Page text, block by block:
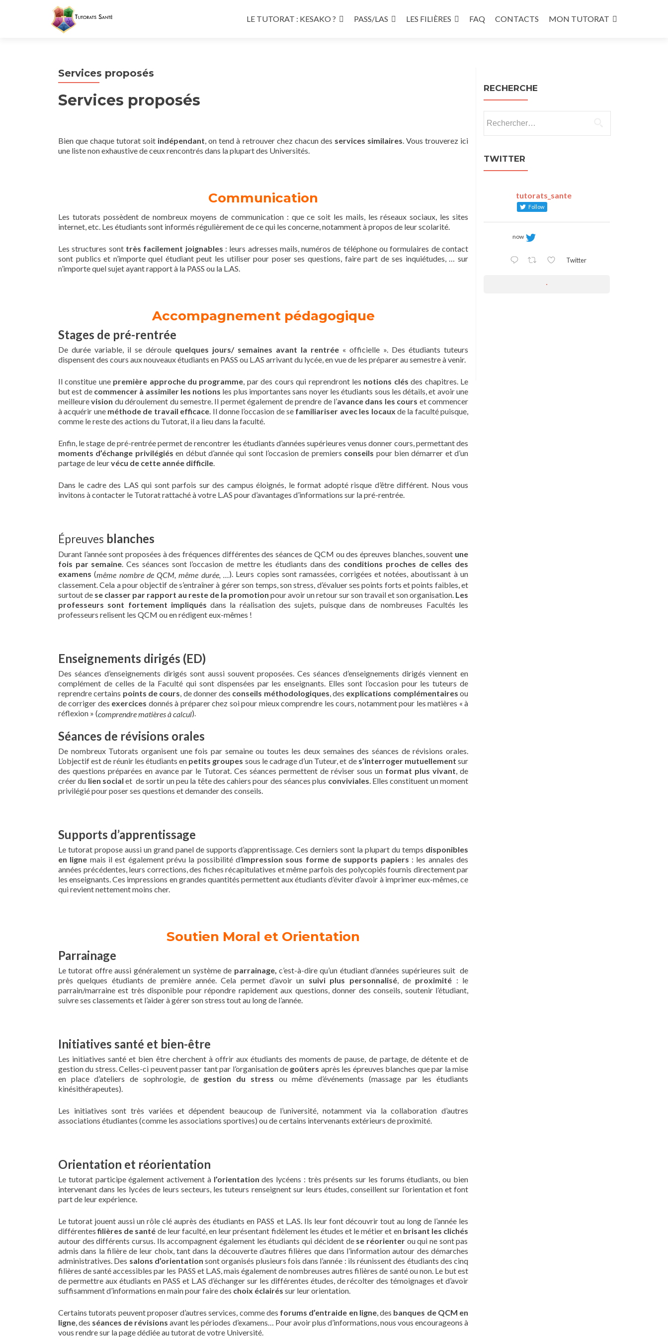
au
LE TUTORAT : KESAKO ? PASS/LAS LES FILIÈRES FAQ CONTACTS MON TUTORAT
Services proposés
Services proposés
Bien que chaque tutorat soit indépendant, on tend à retrouver chez chacun des services similaires. Vous trouverez ici
une liste non exhaustive de ceux rencontrés dans la plupart des Universités.
Communication
Les tutorats possèdent de nombreux moyens de communication : que ce soit les mails, les réseaux sociaux, les sites
internet, etc. Les étudiants sont informés régulièrement de ce qui les concerne, notamment à propos de leur scolarité.
Les structures sont très facilement joignables : leurs adresses mails, numéros de téléphone ou formulaires de contact
sont publics et n’importe quel étudiant peut les utiliser pour poser ses questions, faire part de ses inquiétudes, … sur
n’importe quel sujet ayant rapport à la PASS ou la L.AS.
Accompagnement pédagogique
Stages de pré-rentrée
De durée variable, il se déroule quelques jours/ semaines avant la rentrée « officielle ». Des étudiants tuteurs
dispensent des cours aux nouveaux étudiants en PASS ou L.AS arrivant du lycée, en vue de les préparer au semestre à venir.
Il constitue unepremière approche du programme, par des cours qui reprendront les notions clés des chapitres. Le
but est de commencer à assimiler les notions les plus importantes sans noyer les étudiants sous les détails, et avoir une
meilleurevision du déroulement du semestre. Il permet également de prendre de l’avance dans les cours et commencer
à acquérir une méthode de travail efficace. Il donne l’occasion de se familiariser avec les locaux de la faculté puisque,
comme le reste des actions du Tutorat, il a lieu dans la faculté.
Enfin, le stage de pré-rentrée permet de rencontrer les étudiants d’années supérieures venus donner cours, permettant des
moments d’échange privilégiésen début d’année qui sont l’occasion de premiers conseils pour bien démarrer et d’un
partage de leurvécu de cette année difficile.
Dans le cadre des L.AS qui sont parfois sur des campus éloignés, le format adopté risque d’être différent. Nous vous
invitons à contacter le Tutorat rattaché à votre L.AS pour d’avantages d’informations sur la pré-rentrée.
Épreuves blanches
Durant l’année sont proposées à des fréquences différentes des séances de QCM ou des épreuves blanches, souvent une
fois par semaine. Ces séances sont l’occasion de mettre les étudiants dans des conditions proches de celles des
examens(même nombre de QCM, même durée, …). Leurs copies sont ramassées, corrigées et notées, aboutissant à un
classement. Cela a pour objectif de s’entraîner à gérer son temps, son stress, d’évaluer ses points forts et points faibles, et
surtout de se classer par rapport au reste de la promotion pour avoir un retour sur son travail et son organisation. Les
professeurs sont fortement impliquésdans la réalisation des sujets, puisque dans de nombreuses Facultés les
professeurs relisent les QCM ou en rédigent eux-mêmes !
Enseignements dirigés (ED)
Des séances d’enseignements dirigés sont aussi souvent proposées. Ces séances d’enseignements dirigés viennent en
complément de celles de la Faculté qui sont dispensées par les enseignants. Elles sont l’occasion pour les tuteurs de
reprendre certains points de cours, de donner des conseils méthodologiques, des explications complémentaires ou
de corriger des exercices donnés à préparer chez soi pour mieux comprendre les cours, notamment pour les matières « à
réflexion » (comprendre matières à calcul).
Séances de révisions orales
De nombreux Tutorats organisent une fois par semaine ou toutes les deux semaines des séances de révisions orales.
L’objectif est de réunir les étudiants en petits groupes sous le cadrage d’un Tuteur, et de s’interroger mutuellement sur
des questions préparées en avance par le Tutorat. Ces séances permettent de réviser sous un format plus vivant, de
créer du lien socialet de sortir un peu la tête des cahiers pour des séances plus conviviales. Elles constituent un moment
privilégié pour poser ses questions et demander des conseils.
Supports d’apprentissage
Le tutorat propose aussi un grand panel de supports d’apprentissage. Ces derniers sont la plupart du temps disponibles
en ligne mais il est également prévu la possibilité d’impression sous forme de supports papiers : les annales des
années précédentes, leurs corrections, des fiches récapitulatives et même parfois des polycopiés fournis directement par
les enseignants. Ces impressions en grandes quantités permettent aux étudiants d’éviter d’avoir à imprimer eux-mêmes, ce
qui revient nettement moins cher.
Soutien Moral et Orientation
Parrainage
Le tutorat offre aussi généralement un système de parrainage, c’est-à-dire qu’un étudiant d’années supérieures suit de
près quelques étudiants de première année. Cela permet d’avoir un suivi plus personnalisé, de proximité : le
parrain/marraine est très disponible pour répondre rapidement aux questions, donner des conseils, soutenir l’étudiant,
suivre ses classements et l’aider à gérer son stress tout au long de l’année.
Initiatives santé et bien-être
Les initiatives santé et bien être cherchent à offrir aux étudiants des moments de pause, de partage, de détente et de
gestion du stress. Celles-ci peuvent passer tant par l’organisation de goûters après les épreuves blanches que par la mise
en place d’ateliers de sophrologie, degestion du stress ou même d’événements (massage par les étudiants
kinésithérapeutes).
Les initiatives sont très variées et dépendent beaucoup de l’université, notamment via la collaboration d’autres
associations étudiantes (comme les associations sportives) ou de certains intervenants extérieurs de proximité.
Orientation et réorientation
Le tutorat participe également activement à l’orientationdes lycéens : très présents sur les forums étudiants, ou bien
intervenant dans les lycées de leurs secteurs, les tuteurs renseignent sur leurs études, conseillent sur l’orientation et font
part de leur expérience.
Le tutorat jouent aussi un rôle clé auprès des étudiants en PASS et L.AS. Ils leur font découvrir tout au long de l’année les
différentesfilières de santé de leur faculté, en leur présentant fidèlement les études et le métier et enbrisant les clichés
autour des différents cursus. Ils accompagnent également les étudiants qui décident de se réorienter ou qui ne sont pas
admis dans la filière de leur choix, tant dans la découverte d’autres filières que dans l’information autour des démarches
administratives. Des salons d’orientation sont organisés plusieurs fois dans l’année : ils réunissent des étudiants des cinq
filières de santé accessibles par les PASS et L.AS, mais également de nombreuses autres filières de santé ou non. Le but est
de permettre aux étudiants en PASS et L.AS d’échanger sur les différentes études, de récolter des témoignages et d’avoir
suffisamment d’informations en main pour faire des choix éclairés sur leur orientation.
Certains tutorats peuvent proposer d’autres services, comme des forums d’entraide en ligne, des banques de QCM en
ligne, des séances de révisionsavant les périodes d’examens… Pour avoir plus d’informations, nous vous encourageons à
vous rendre sur la page dédiée au tutorat de votre Université.
RECHERCHE
TWITTER
tutorats_sante
Follow
now
Twitter